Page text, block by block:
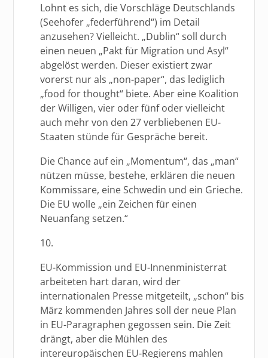
Lohnt es sich, die Vorschläge Deutschlands
(Seehofer „federführend“) im Detail
anzusehen? Vielleicht. „Dublin“ soll durch
einen neuen „Pakt für Migration und Asyl“
abgelöst werden. Dieser existiert zwar
vorerst nur als „non-paper“, das lediglich
„food for thought“ biete. Aber eine Koalition
der Willigen, vier oder fünf oder vielleicht
auch mehr von den 27 verbliebenen EU-
Staaten stünde für Gespräche bereit.
Die Chance auf ein „Momentum“, das „man“
nützen müsse, bestehe, erklären die neuen
Kommissare, eine Schwedin und ein Grieche.
Die EU wolle „ein Zeichen für einen
Neuanfang setzen.“
10.
EU-Kommission und EU-Innenministerrat
arbeiteten hart daran, wird der
internationalen Presse mitgeteilt, „schon“ bis
März kommenden Jahres soll der neue Plan
in EU-Paragraphen gegossen sein. Die Zeit
drängt, aber die Mühlen des
intereuropäischen EU-Regierens mahlen